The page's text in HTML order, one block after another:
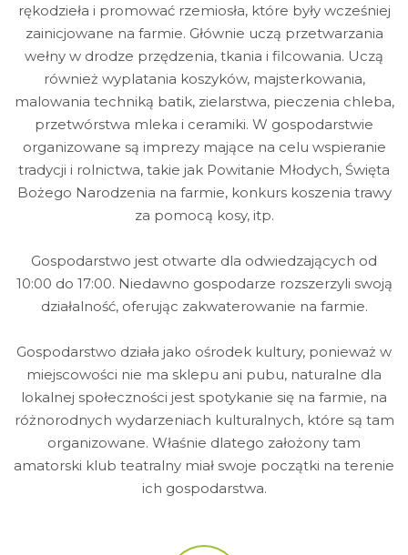
rękodzieła i promować rzemiosła, które były wcześniej
zainicjowane na farmie. Głównie uczą przetwarzania
wełny w drodze przędzenia, tkania i filcowania. Uczą
również wyplatania koszyków, majsterkowania,
malowania techniką batik, zielarstwa, pieczenia chleba,
przetwórstwa mleka i ceramiki. W gospodarstwie
organizowane są imprezy mające na celu wspieranie
tradycji i rolnictwa, takie jak Powitanie Młodych, Święta
Bożego Narodzenia na farmie, konkurs koszenia trawy
za pomocą kosy, itp.
Gospodarstwo jest otwarte dla odwiedzających od
10:00 do 17:00. Niedawno gospodarze rozszerzyli swoją
działalność, oferując zakwaterowanie na farmie.
Gospodarstwo działa jako ośrodek kultury, ponieważ w
miejscowości nie ma sklepu ani pubu, naturalne dla
lokalnej społeczności jest spotykanie się na farmie, na
różnorodnych wydarzeniach kulturalnych, które są tam
organizowane. Właśnie dlatego założony tam
amatorski klub teatralny miał swoje początki na terenie
ich gospodarstwa.